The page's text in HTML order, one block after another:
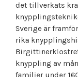
det tillverkats
Sverige är
rika
knyppling av
familjer under